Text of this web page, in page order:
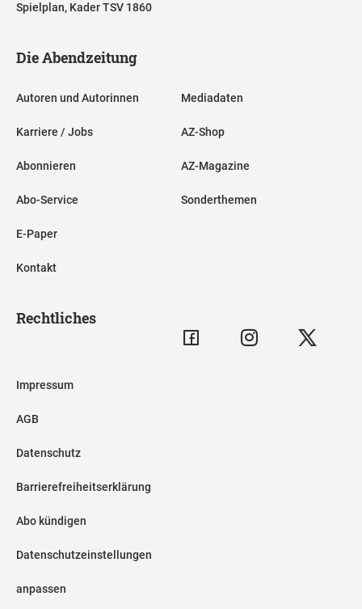
Spielplan, Kader TSV 1860
Die Abendzeitung
Autoren und Autorinnen
Karriere / Jobs
Abonnieren
Abo-Service
E-Paper
Kontakt
Mediadaten
AZ-Shop
AZ-Magazine
Sonderthemen
Rechtliches
Impressum
AGB
Datenschutz
Barrierefreiheitserklärung
Abo kündigen
Datenschutzeinstellungen
anpassen